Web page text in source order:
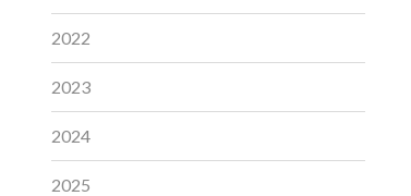
2022
2023
2024
2025